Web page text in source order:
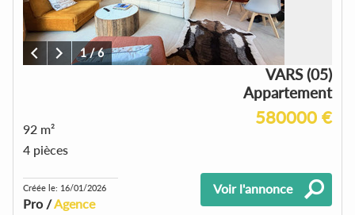
1/6
VARS (05)
Appartement
580000 €
92 m²
4 pièces
Créée le: 16/01/2026
Pro /Agence
Voir l'annonce